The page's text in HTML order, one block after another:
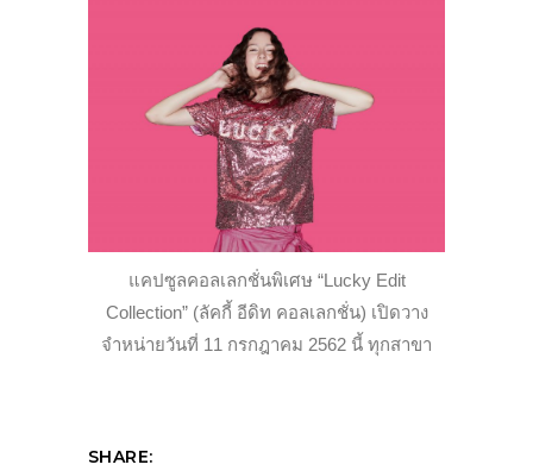
แคปซูลคอลเลกชั่นพิเศษ “Lucky Edit
Collection” (ลัคกี้ อีดิท คอลเลกชั่น) เปิดวาง
จำหน่ายวันที่ 11 กรกฎาคม 2562 นี้ ทุกสาขา
SHARE: